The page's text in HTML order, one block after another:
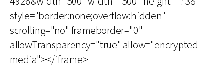
style="border:none;overflow:hidden"
scrolling="no" frameborder="0"
allowTransparency="true" allow="encrypted-
media"></iframe>